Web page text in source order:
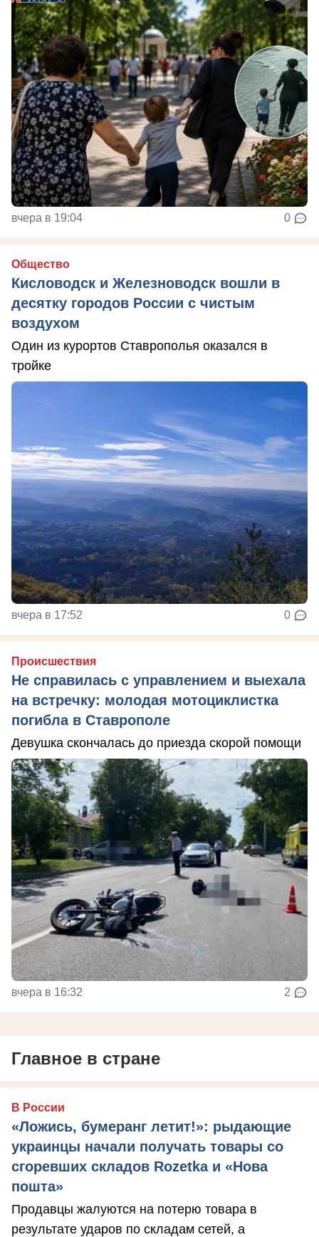
вчера в 19:04 0
Общество
Кисловодск и Железноводск вошли в
десятку городов России с чистым
воздухом
Один из курортов Ставрополья оказался в
тройке
вчера в 17:52 0
Происшествия
Не справилась с управлением и выехала
на встречку: молодая мотоциклистка
погибла в Ставрополе
Девушка скончалась до приезда скорой помощи
вчера в 16:32 2
Главное в стране
В России
«Ложись, бумеранг летит!»: рыдающие
украинцы начали получать товары со
сгоревших складов Rozetka и «Нова
пошта»
Продавцы жалуются на потерю товара в
результате ударов по складам сетей, а